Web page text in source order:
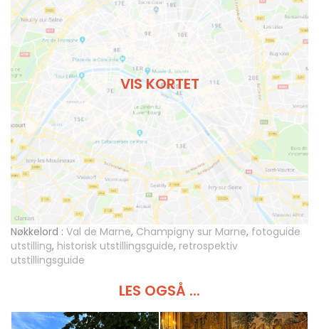
VIS KORTET
Nøkkelord : Val de Marne, Champigny sur Marne, fotoguide
utstilling, historisk utstillingsguide, retrospektiv
utstillingsguide
LES OGSÅ ...